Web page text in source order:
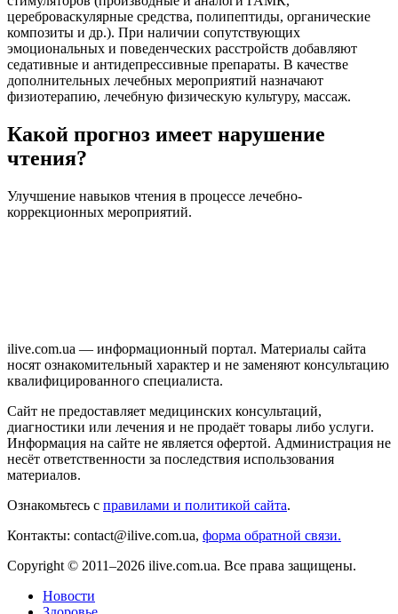
цереброваскулярные средства, полипептиды, органические
композиты и др.). При наличии сопутствующих
эмоциональных и поведенческих расстройств добавляют
седативные и антидепрессивные препараты. В качестве
дополнительных лечебных мероприятий назначают
физиотерапию, лечебную физическую культуру, массаж.
Какой прогноз имеет нарушение
чтения?
Улучшение навыков чтения в процессе лечебно-
коррекционных мероприятий.
ilive.com.ua — информационный портал. Материалы сайта
носят ознакомительный характер и не заменяют консультацию
квалифицированного специалиста.
Сайт не предоставляет медицинских консультаций,
диагностики или лечения и не продаёт товары либо услуги.
Информация на сайте не является офертой. Администрация не
несёт ответственности за последствия использования
материалов.
Ознакомьтесь с правилами и политикой сайта.
Контакты: contact@ilive.com.ua, форма обратной связи.
Copyright © 2011–2026 ilive.com.ua. Все права защищены.
Новости